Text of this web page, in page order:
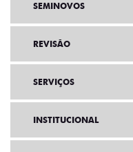
SEMINOVOS
REVISÃO
SERVIÇOS
INSTITUCIONAL